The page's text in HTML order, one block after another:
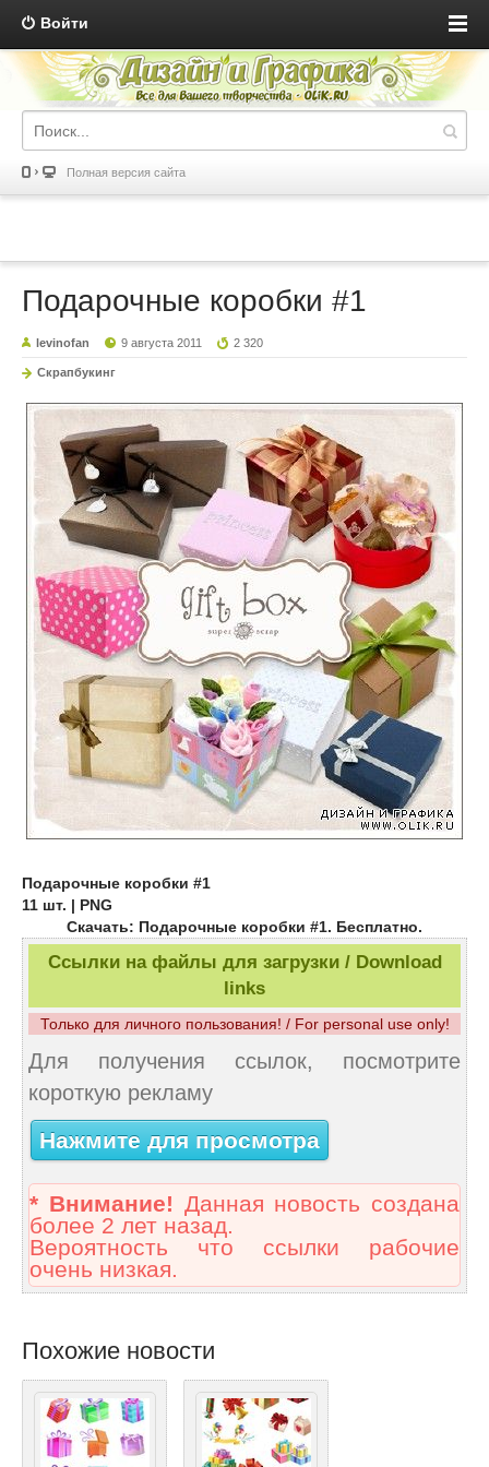
Войти
Полная версия сайта
Подарочные коробки #1
levinofan 9 августа 2011 2 320
Скрапбукинг
Подарочные коробки #1
11 шт. | PNG
Скачать: Подарочные коробки #1. Бесплатно.
Ссылки на файлы для загрузки / Download
links
Только для личного пользования! / For personal use only!
Для получения ссылок, посмотрите
короткую рекламу
Нажмите для просмотра
* Внимание! Данная новость создана
более 2 лет назад.
Вероятность что ссылки рабочие
очень низкая.
Похожие новости